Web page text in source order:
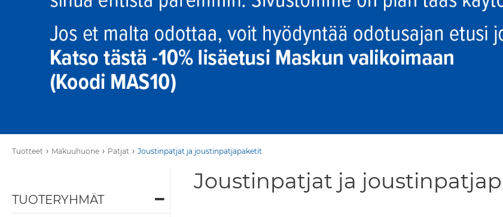
Tuotteet › Makuuhuone › Patjat › Joustinpatjat ja joustinpatjapaketit
TUOTERYHMÄT
Joustinpatjat ja